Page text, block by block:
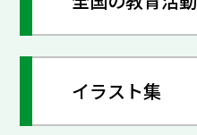
イラスト集